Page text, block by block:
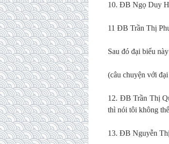
10. ĐB Ngọ Duy
11 ĐB Trần Thị
Sau đó đại biểu
(câu chuyện với
12. ĐB Trần Thị
thì nói tôi không
13. ĐB Nguyễn